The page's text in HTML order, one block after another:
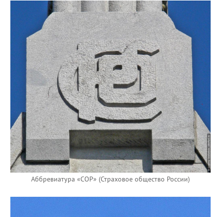
Аббревиатура «СОР» (Страховое общество России)